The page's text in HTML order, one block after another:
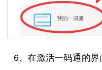
6、在激活一码通的